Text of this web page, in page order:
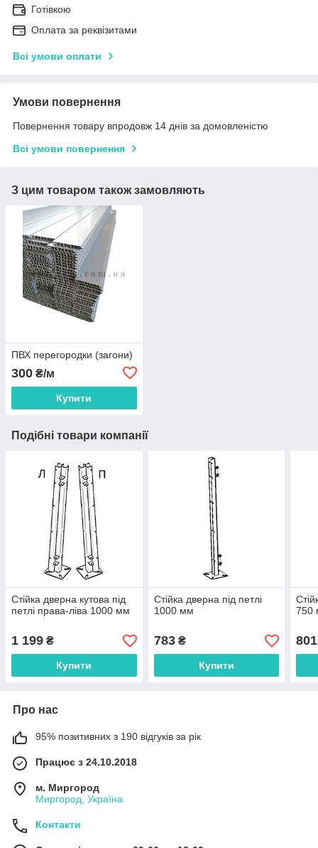
Готівкою
Оплата за реквізитами
Всі умови оплати
Умови повернення
Повернення товару впродовж 14 днів за домовленістю
Всі умови повернення
З цим товаром також замовляють
ПВХ перегородки (загони)
300 ₴/м
Купити
Подібні товари компанії
Стійка дверна кутова під
петлі права-ліва 1000 мм
1 199 ₴
Купити
Стійка дверна під петлі
1000 мм
783₴
Купити
750
801
Про нас
95% позитивних з 190 відгуків за рік
Працює з 24.10.2018
м. Миргород
Миргород, Україна
Контакти